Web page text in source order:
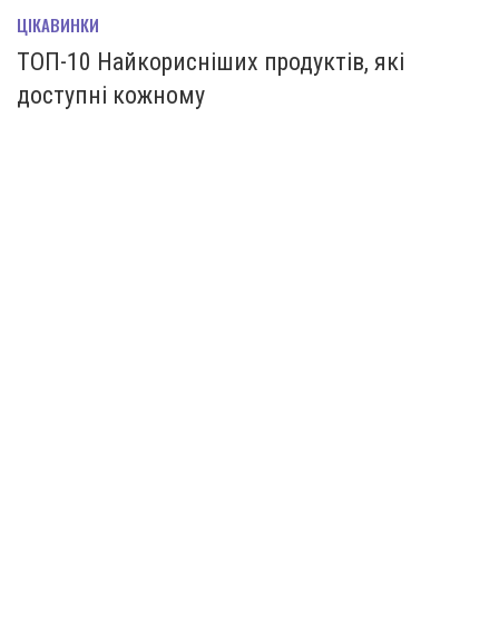
ЦІКАВИНКИ
ТОП-10 Найкорисніших продуктів, які
доступні кожному